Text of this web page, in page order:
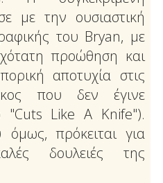
με την ουσιαστική
του Bryan, με
προώθηση και
αποτυχία στις
που δεν έγινε
"Cuts Like A Knife").
πρόκειται για
δουλειές της